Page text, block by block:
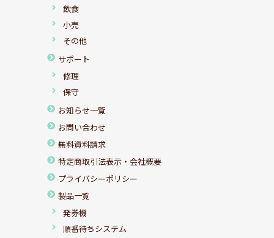
飲食
小売
その他
サポート
修理
保守
お知らせ一覧
お問い合わせ
無料資料請求
特定商取引法表示・会社概要
プライバシーポリシー
製品一覧
発券機
順番待ちシステム